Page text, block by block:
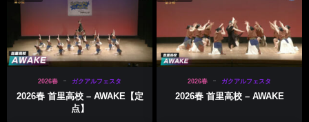
2026春 ガクアルフェスタ
2026春 首里高校 – AWAKE【定
点】
2026春 ガクアルフェスタ
2026春 首里高校 – AWAKE